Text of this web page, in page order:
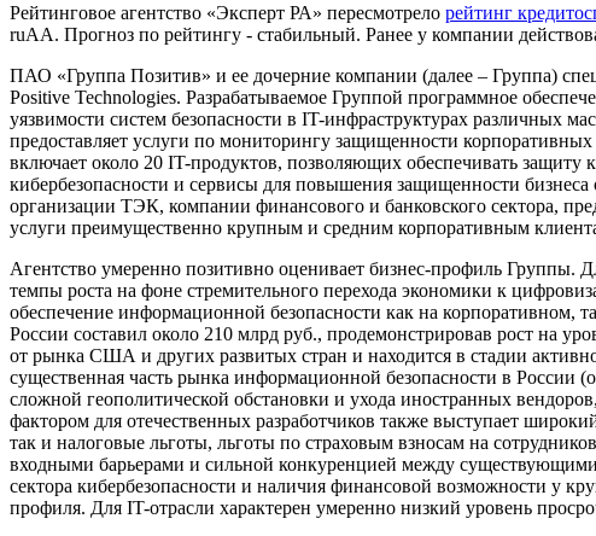
Рейтинговое агентство «Эксперт РА» пересмотрело рейтинг
ruAA. Прогноз по рейтингу - стабильный. Ранее у компании
ПАО «Группа Позитив» и ее дочерние компании (далее – Группа)
Positive Technologies. Разрабатываемое Группой программное
уязвимости систем безопасности в IT-инфраструктурах различных
предоставляет услуги по мониторингу защищенности
включает около 20 IT-продуктов, позволяющих обеспечивать
кибербезопасности и сервисы для повышения защищенности бизнеса
организации ТЭК, компании финансового и банковского сектора,
услуги преимущественно крупным и средним корпоративным
Агентство умеренно позитивно оценивает бизнес-профиль Группы.
темпы роста на фоне стремительного перехода экономики к
обеспечение информационной безопасности как на корпоративном,
России составил около 210 млрд руб., продемонстрировав рост на
от рынка США и других развитых стран и находится в стадии
существенная часть рынка информационной безопасности в России
сложной геополитической обстановки и ухода иностранных
фактором для отечественных разработчиков также выступает
так и налоговые льготы, льготы по страховым взносам на
входными барьерами и сильной конкуренцией между
сектора кибербезопасности и наличия финансовой возможности у
профиля. Для IT-отрасли характерен умеренно низкий уровень